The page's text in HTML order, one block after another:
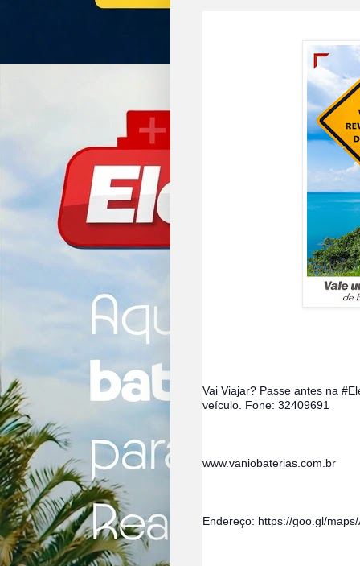
Vai Viajar? Passe antes na
veículo. Fone: 32409691
www.vaniobaterias.com.br
Endereço: https://goo.gl/